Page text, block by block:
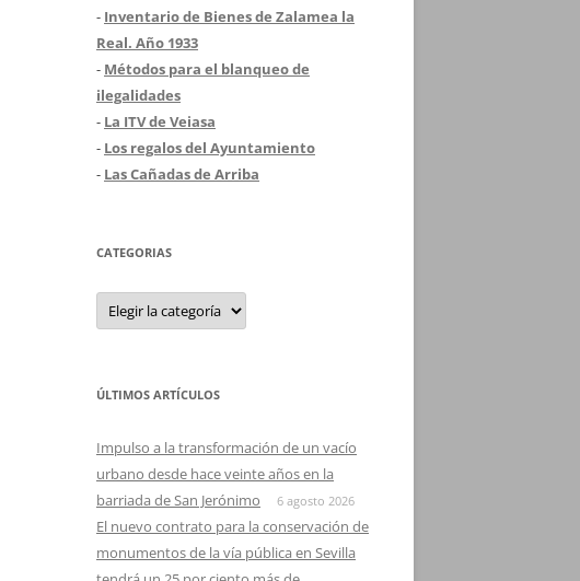
- Inventario de Bienes de Zalamea la
Real. Año 1933
- Métodos para el blanqueo de
ilegalidades
- La ITV de Veiasa
- Los regalos del Ayuntamiento
- Las Cañadas de Arriba
CATEGORIAS
Categorias
ÚLTIMOS ARTÍCULOS
Impulso a la transformación de un vacío
urbano desde hace veinte años en la
barriada de San Jerónimo
6 agosto 2026
El nuevo contrato para la conservación de
monumentos de la vía pública en Sevilla